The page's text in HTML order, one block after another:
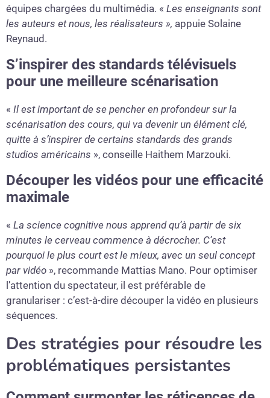
équipes chargées du multimédia. « Les enseignants sont
les auteurs et nous, les réalisateurs », appuie Solaine
Reynaud.
S’inspirer des standards télévisuels
pour une meilleure scénarisation
« Il est important de se pencher en profondeur sur la
scénarisation des cours, qui va devenir un élément clé,
quitte à s’inspirer de certains standards des grands
studios américains », conseille Haithem Marzouki.
Découper les vidéos pour une efficacité
maximale
« La science cognitive nous apprend qu’à partir de six
minutes le cerveau commence à décrocher. C’est
pourquoi le plus court est le mieux, avec un seul concept
par vidéo », recommande Mattias Mano. Pour optimiser
l’attention du spectateur, il est préférable de
granulariser : c’est-à-dire découper la vidéo en plusieurs
séquences.
Des stratégies pour résoudre les
problématiques persistantes